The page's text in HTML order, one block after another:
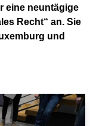
eine neuntägige
Recht“ an. Sie
und